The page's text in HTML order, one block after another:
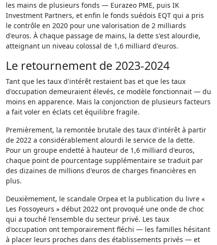
les mains de plusieurs fonds — Eurazeo PME, puis IK
Investment Partners, et enfin le fonds suédois EQT qui a pris
le contrôle en 2020 pour une valorisation de 2 milliards
d'euros. À chaque passage de mains, la dette s'est alourdie,
atteignant un niveau colossal de 1,6 milliard d'euros.
Le retournement de 2023-2024
Tant que les taux d'intérêt restaient bas et que les taux
d'occupation demeuraient élevés, ce modèle fonctionnait — du
moins en apparence. Mais la conjonction de plusieurs facteurs
a fait voler en éclats cet équilibre fragile.
Premièrement, la remontée brutale des taux d'intérêt à partir
de 2022 a considérablement alourdi le service de la dette.
Pour un groupe endetté à hauteur de 1,6 milliard d'euros,
chaque point de pourcentage supplémentaire se traduit par
des dizaines de millions d'euros de charges financières en
plus.
Deuxièmement, le scandale Orpea et la publication du livre «
Les Fossoyeurs » début 2022 ont provoqué une onde de choc
qui a touché l'ensemble du secteur privé. Les taux
d'occupation ont temporairement fléchi — les familles hésitant
à placer leurs proches dans des établissements privés — et